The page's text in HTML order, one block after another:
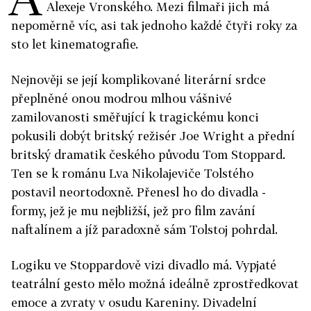
Alexeje Vronského. Mezi filmaři jich má
nepoměrně víc, asi tak jednoho každé čtyři roky za
sto let kinematografie.
Nejnověji se její komplikované literární srdce
přeplněné onou modrou mlhou vášnivé
zamilovanosti směřující k tragickému konci
pokusili dobýt britský režisér Joe Wright a přední
britský dramatik českého původu Tom Stoppard.
Ten se k románu Lva Nikolajeviče Tolstého
postavil neortodoxně. Přenesl ho do divadla -
formy, jež je mu nejbližší, jež pro film zavání
naftalínem a jíž paradoxně sám Tolstoj pohrdal.
Logiku ve Stoppardově vizi divadlo má. Vypjaté
teatrální gesto mělo možná ideálně zprostředkovat
emoce a zvraty v osudu Kareniny. Divadelní